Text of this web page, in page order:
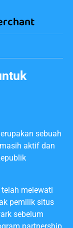
sebuah
aktif dan
melewati
pemilik situs
sebelum